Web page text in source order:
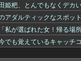
で腹出し
で腹出し
、30年リヤド万博で披
司、妻・宮崎麗果被告へ
乳OLのお○ぱいの谷間の
俗嬢の1日あたりのセッ■
りドエッチｗｗｗｗｗｗ
田姫杷、とんでもなくデ
ｗアダルティックなスポッ
私が選ばれた女！帰る場
でも覚えているキャッチ